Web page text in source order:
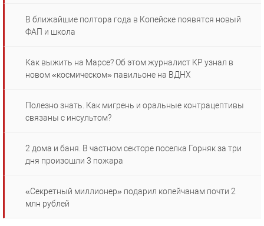
В ближайшие полтора года в Копейске появятся новый
ФАП и школа
Как выжить на Марсе? Об этом журналист КР узнал в
новом «космическом» павильоне на ВДНХ
Полезно знать. Как мигрень и оральные контрацептивы
связаны с инсультом?
2 дома и баня. В частном секторе поселка Горняк за три
дня произошли 3 пожара
«Секретный миллионер» подарил копейчанам почти 2
млн рублей